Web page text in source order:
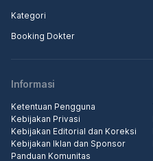
Kategori
Booking Dokter
Informasi
Ketentuan Pengguna
Kebijakan Privasi
Kebijakan Editorial dan Koreksi
Kebijakan Iklan dan Sponsor
Panduan Komunitas